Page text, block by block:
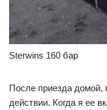
Sterwins 160 бар
После приезда домой,
действии. Когда я ее